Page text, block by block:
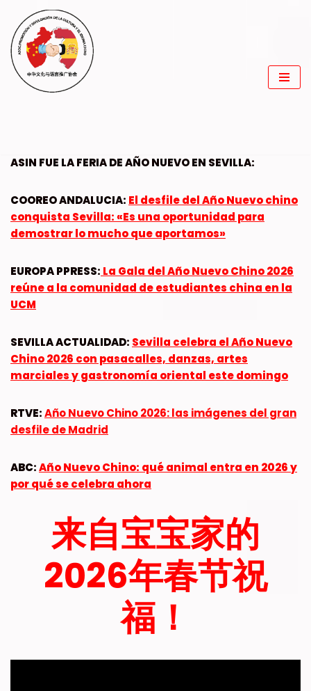
Saltar
al
contenido
ASIN FUE LA FERIA DE AÑO NUEVO EN SEVILLA:
COOREO ANDALUCIA: El desfile del Año Nuevo chino
conquista Sevilla: «Es una oportunidad para
demostrar lo mucho que aportamos»
EUROPA PPRESS: La Gala del Año Nuevo Chino 2026
reúne a la comunidad de estudiantes china en la
UCM
SEVILLA ACTUALIDAD: Sevilla celebra el Año Nuevo
Chino 2026 con pasacalles, danzas, artes
marciales y gastronomía oriental este domingo
RTVE:Año Nuevo Chino 2026: las imágenes del gran
desfile de Madrid
ABC:Año Nuevo Chino: qué animal entra en 2026 y
por qué se celebra ahora
来自宝宝家的
2026年春节祝
福！